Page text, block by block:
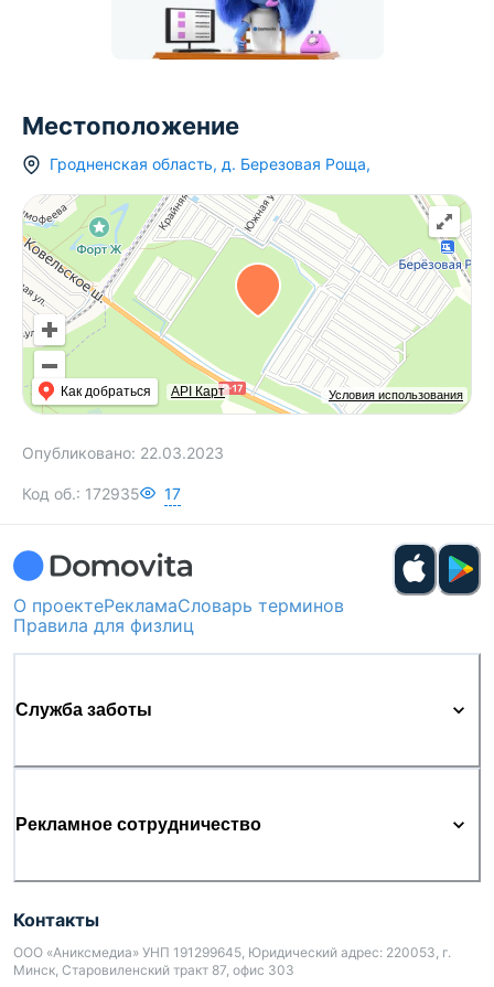
Местоположение
Гродненская область, д. Березовая Роща,
Условия использования
Как добраться API Карт
Опубликовано: 22.03.2023
Код об.: 172935 17
О проектеРекламаСловарь терминов
Правила для физлиц
Служба заботы
Рекламное сотрудничество
Контакты
ООО «Аниксмедиа» УНП 191299645, Юридический адрес: 220053, г.
Минск, Старовиленский тракт 87, офис 303